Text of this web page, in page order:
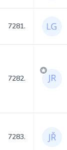
7281.
7282.
7283.